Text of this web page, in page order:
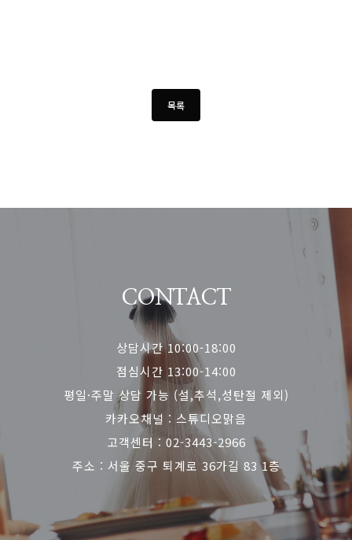
CONTACT
상담시간 10:00-18:00
점심시간 13:00-14:00
평일·주말 상담 가능 (설,추석,성탄절 제외)
카카오채널 : 스튜디오맑음
고객센터 : 02-3443-2966
주소 : 서울 중구 퇴계로 36가길 83 1층